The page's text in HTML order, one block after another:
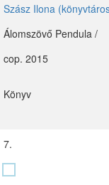
Szász Ilona
Álomszövő Pendula /
cop. 2015
Könyv
7.